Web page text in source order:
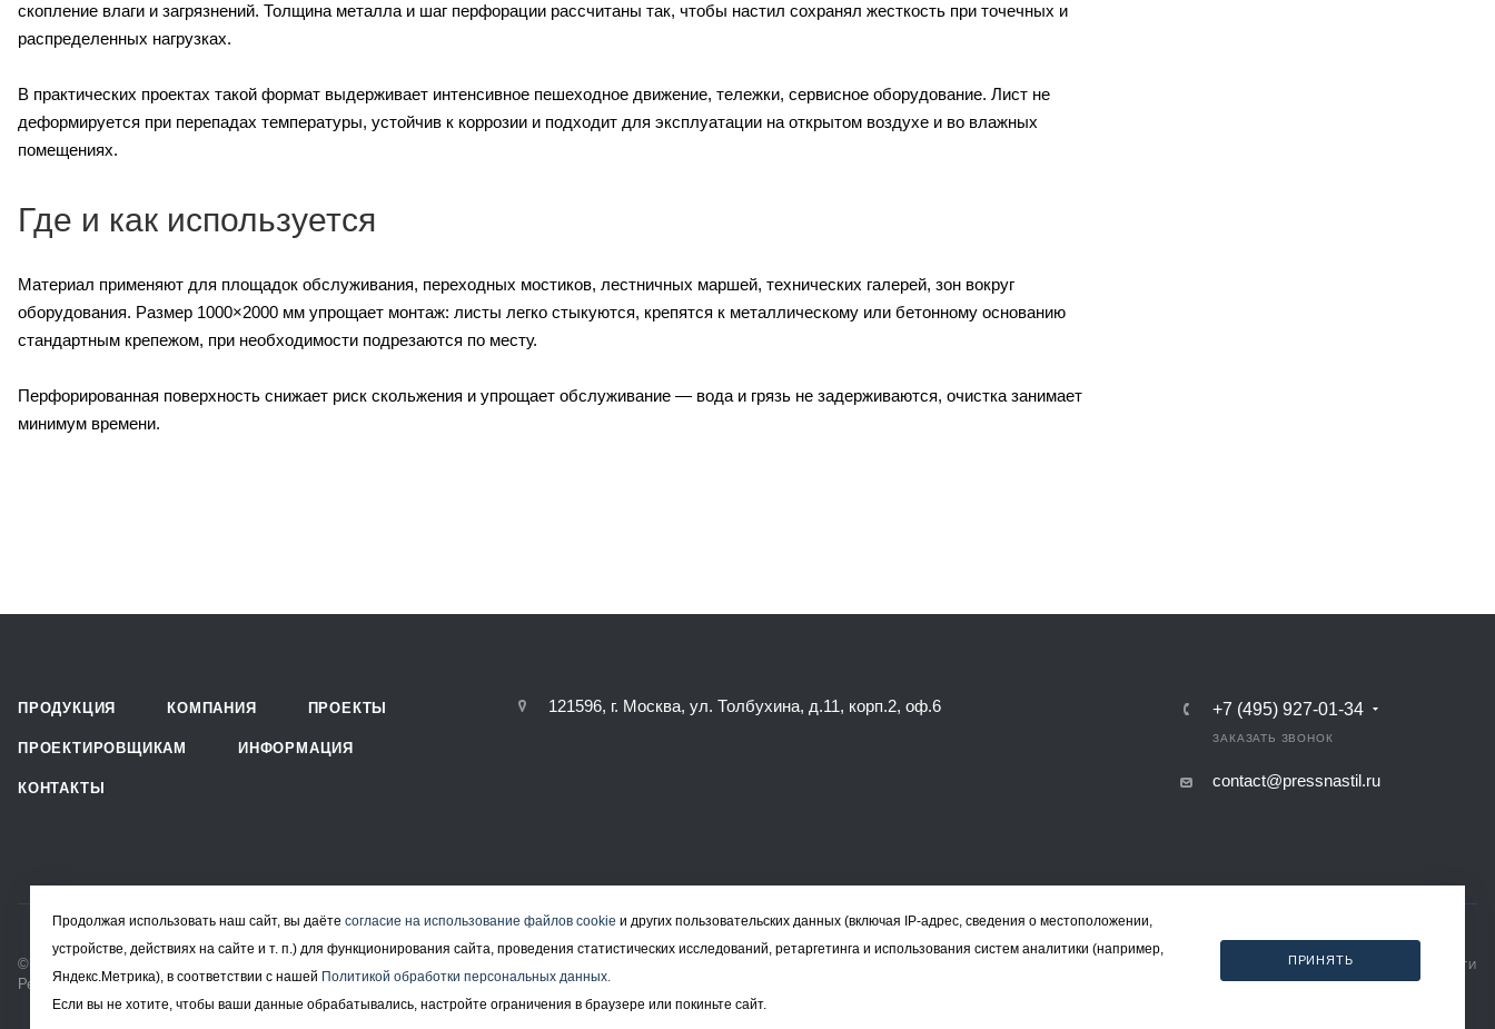
скопление влаги и загрязнений. Толщина металла и шаг перфорации рассчитаны так, чтобы настил сохранял жесткость при точечных и
распределенных нагрузках.
В практических проектах такой формат выдерживает интенсивное пешеходное движение, тележки, сервисное оборудование. Лист не
деформируется при перепадах температуры, устойчив к коррозии и подходит для эксплуатации на открытом воздухе и во влажных
помещениях.
Где и как используется
Материал применяют для площадок обслуживания, переходных мостиков, лестничных маршей, технических галерей, зон вокруг
оборудования. Размер 1000×2000 мм упрощает монтаж: листы легко стыкуются, крепятся к металлическому или бетонному основанию
стандартным крепежом, при необходимости подрезаются по месту.
Перфорированная поверхность снижает риск скольжения и упрощает обслуживание — вода и грязь не задерживаются, очистка занимает
минимум времени.
ПРОДУКЦИЯ КОМПАНИЯ ПРОЕКТЫ
ПРОЕКТИРОВЩИКАМ ИНФОРМАЦИЯ
КОНТАКТЫ
121596, г. Москва, ул. Толбухина, д.11, корп.2, оф.6 +7 (495) 927-01-34
ЗАКАЗАТЬ ЗВОНОК
contact@pressnastil.ru
ПОЛИТИКА КОНФИДЕНЦИАЛЬНОСТИ
© 2008-2026 Все права защищены.
Решетчатый настил в Москве
Продолжая использовать наш сайт, вы даёте согласие на использование файлов cookie и других пользовательских данных (включая IP-адрес, сведения о местоположении,
устройстве, действиях на сайте и т. п.) для функционирования сайта, проведения статистических исследований, ретаргетинга и использования систем аналитики (например,
Яндекс.Метрика), в соответствии с нашей Политикой обработки персональных данных.
Если вы не хотите, чтобы ваши данные обрабатывались, настройте ограничения в браузере или покиньте сайт.
ПРИНЯТЬ